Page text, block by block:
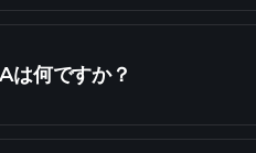
用主
何ですか？